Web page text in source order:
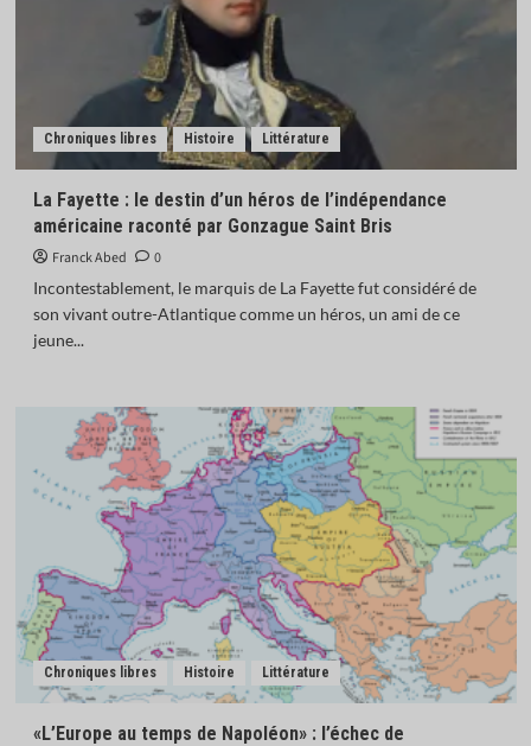
Chroniques libres Histoire Littérature
La Fayette : le destin d’un héros de l’indépendance
américaine raconté par Gonzague Saint Bris
Franck Abed
0
Incontestablement, le marquis de La Fayette fut considéré de
son vivant outre-Atlantique comme un héros, un ami de ce
jeune...
Chroniques libres Histoire Littérature
«L’Europe au temps de Napoléon» : l’échec de